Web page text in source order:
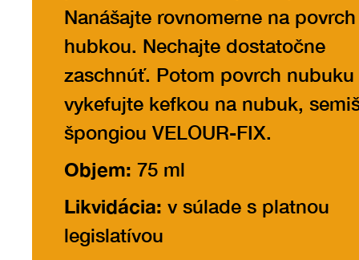
Nanášajte rovnomerne na povrch
hubkou. Nechajte dostatočne
zaschnúť. Potom povrch nubuku
vykefujte kefkou na nubuk,
špongiou VELOUR-FIX.
Objem: 75 ml
Likvidácia: v súlade s platnou
legislatívou